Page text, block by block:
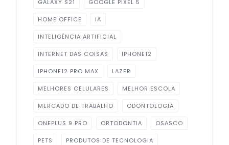
GALAXY S21 GOOGLE PIXEL 5
HOME OFFICE IA
INTELIGÊNCIA ARTIFICIAL
INTERNET DAS COISAS IPHONE12
IPHONE12 PRO MAX LAZER
MELHORES CELULARES MELHOR ESCOLA
MERCADO DE TRABALHO ODONTOLOGIA
ONEPLUS 9 PRO ORTODONTIA OSASCO
PETS PRODUTOS DE TECNOLOGIA